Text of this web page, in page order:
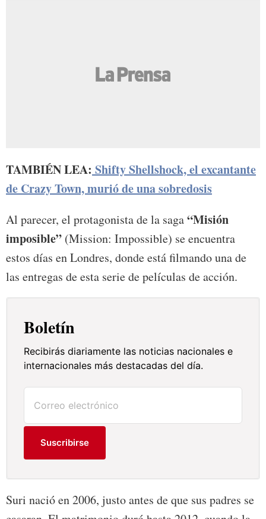
TAMBIÉN LEA: Shifty Shellshock, el excantante
de Crazy Town, murió de una sobredosis
Al parecer, el protagonista de la saga“Misión
imposible” (Mission: Impossible) se encuentra
estos días en Londres, donde está filmando una de
las entregas de esta serie de películas de acción.
Boletín
Recibirás diariamente las noticias nacionales e
internacionales más destacadas del día.
Suscribirse
Suri nació en 2006, justo antes de que sus padres se